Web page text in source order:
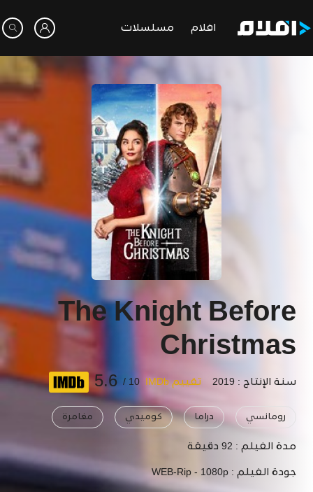
افلام مسلسلات
The Knight Before
Christmas
سنة الإنتاج : 2019 تقييم IMDb 10 /
5.6
رومانسي دراما كوميدي مغامرة
مدة الفيلم : 92 دقيقة
جودة الفيلم : WEB-Rip - 1080p